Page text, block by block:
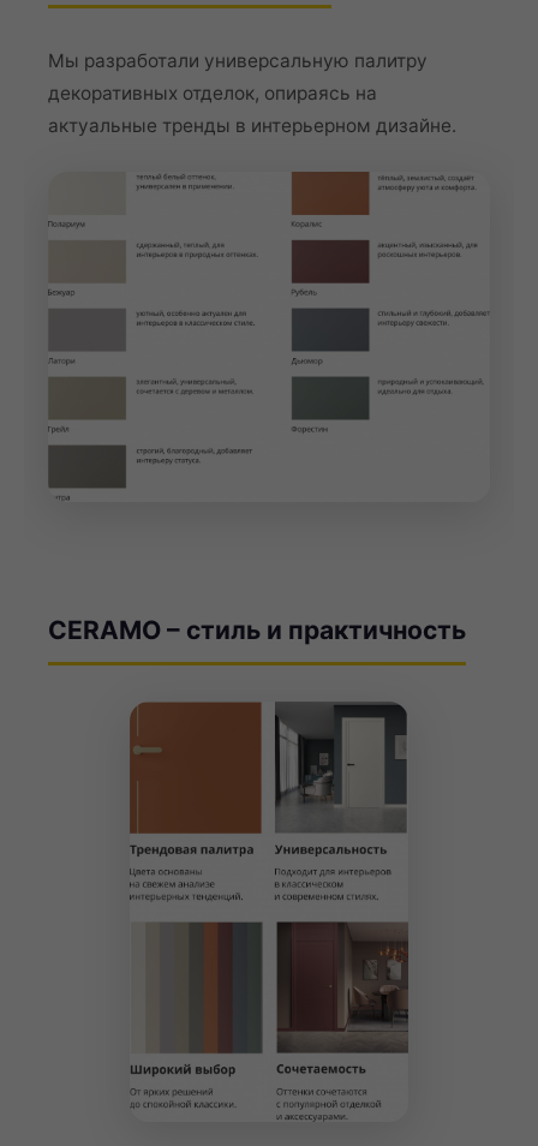
Мы разработали универсальную палитру
декоративных отделок, опираясь на
актуальные тренды в интерьерном дизайне.
CERAMO – стиль и практичность